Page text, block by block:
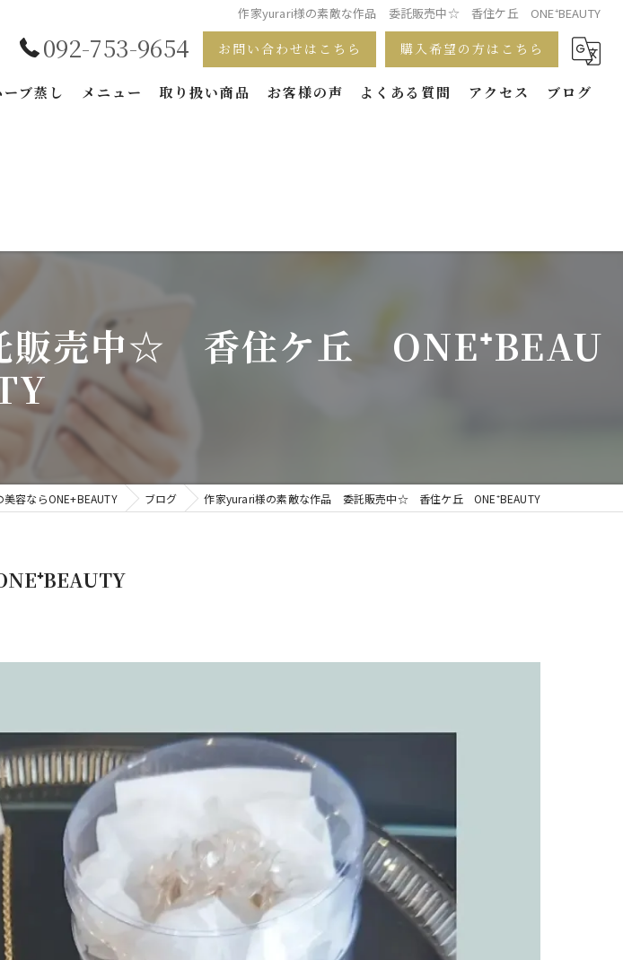
作家yurari様の素敵な作品 委託販売中☆ 香住ケ丘 ONE⁺BEAUTY
092-753-9654 お問い合わせはこちら 購入希望の方はこちら
ブ蒸し メニュー 取り扱い商品 お客様の声 よくある質問 アクセス ブログ
販売中☆ 香住ケ丘 ONE⁺BEAU
美容ならONE+BEAUTY ブログ 作家yurari様の素敵な作品 委託販売中☆ 香住ケ丘 ONE⁺BEAUTY